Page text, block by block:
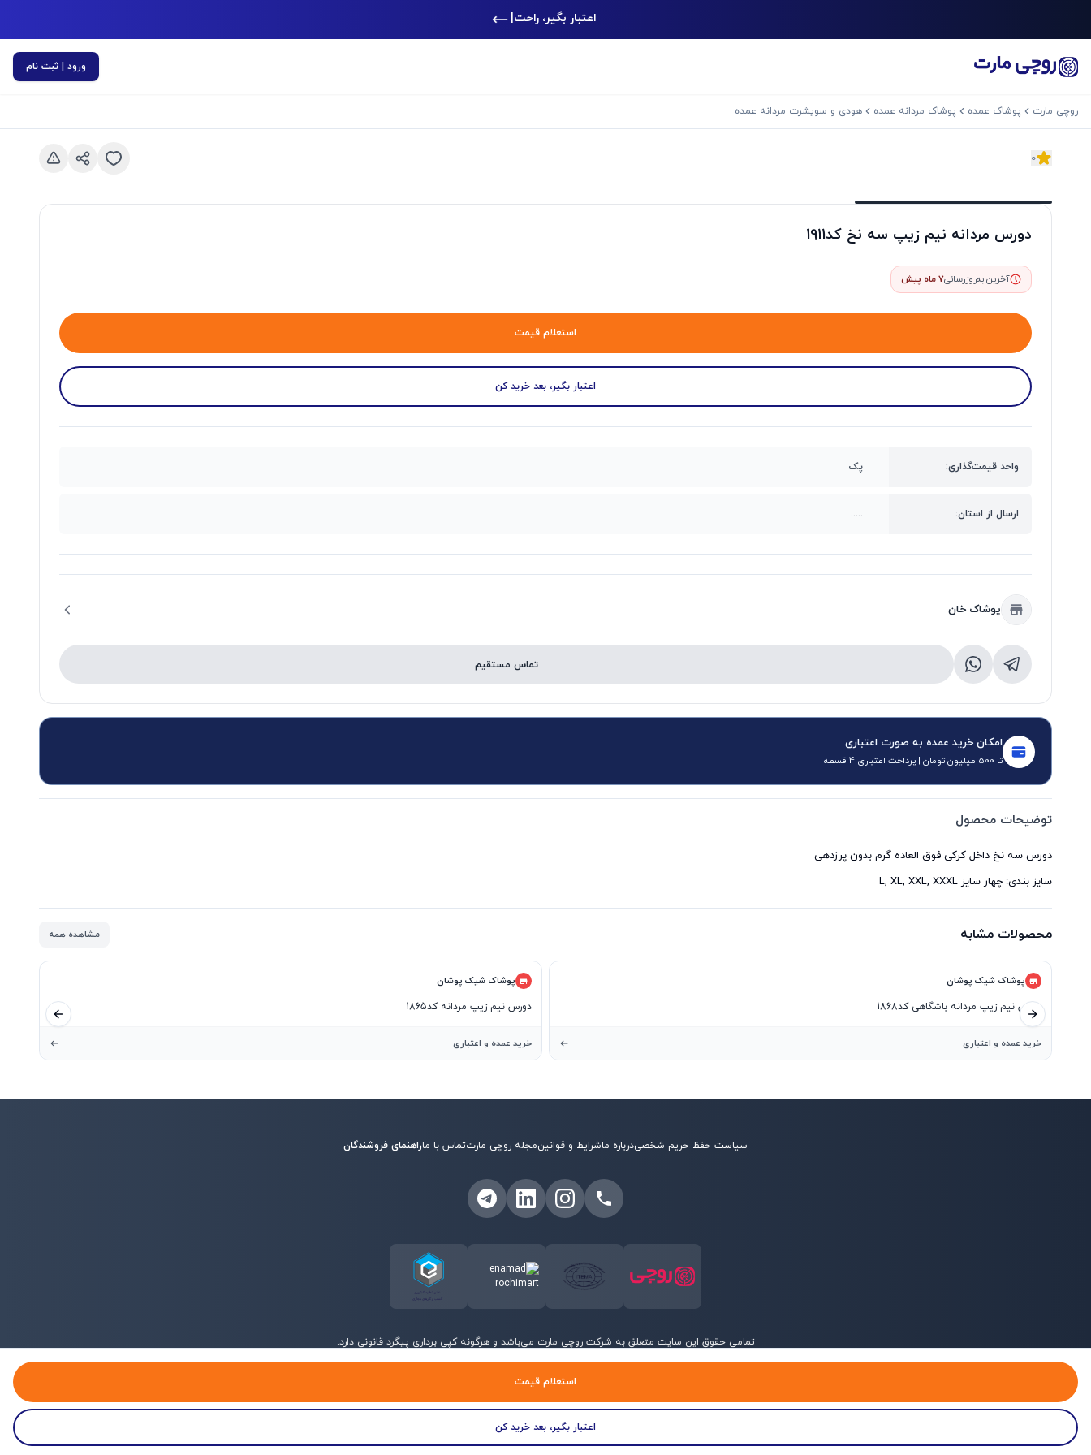
اعتبار بگیر، راحت‌تر خری|
ورود | ثبت نام
روچی مارت پوشاک عمده پوشاک مردانه عمده هودی و سویشرت مردانه عمده
0
دورس مردانه نیم زیپ سه نخ کد1911
آخرین به‌روزرسانی7 ماه پیش
استعلام قیمت
اعتبار بگیر، بعد خرید کن
واحد قیمت‌گذاری: پک
ارسال از استان: .....
پوشاک خان
تماس مستقیم
امکان خرید عمده به صورت اعتباری
تا 500 میلیون تومان | پرداخت اعتباری 4 قسطه
توضیحات محصول
سایز بندی: چهار سایز L, XL, XXL, XXXL
محصولات مشابه مشاهده همه
پوشاک شیک پوشان
دورس نیم زیپ مردانه کد1865
خرید عمده و اعتباری
پوشاک شیک پوشان
دورس نیم زیپ مردانه باشگاهی کد1868
خرید عمده و اعتباری
اسلاید قبلی اسلاید بعدی
استعلام قیمت
اعتبار بگیر، بعد خرید کن
سیاست حفظ حریم شخصیدرباره ماشرایط و قوانینمجله روچی مارتتماس با ماراهنمای فروشندگان
تمامی حقوق این سایت متعلق به شرکت روچی مارت می‌باشد و هرگونه کپی برداری پیگرد قانونی دارد.
©
2026روچی مارت - تمامی حقوق محفوظ است.
خانه منو جستجو پروفایل